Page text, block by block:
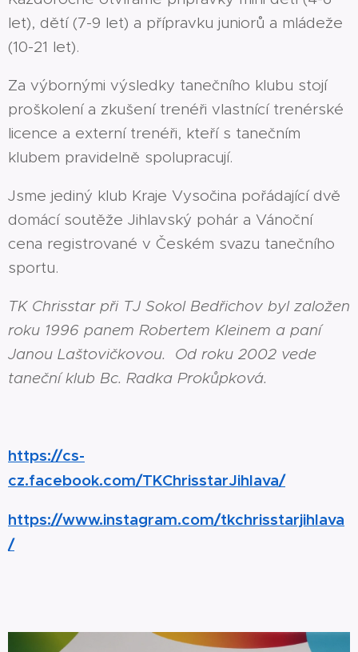
let), dětí (7-9 let) a přípravku juniorů a mládeže
(10-21 let).
Za výbornými výsledky tanečního klubu stojí
proškolení a zkušení trenéři vlastnící trenérské
licence a externí trenéři, kteří s tanečním
klubem pravidelně spolupracují.
Jsme jediný klub Kraje Vysočina pořádající dvě
domácí soutěže Jihlavský pohár a Vánoční
cena registrované v Českém svazu tanečního
sportu.
TK Chrisstar při TJ Sokol Bedřichov byl založen
roku 1996 panem Robertem Kleinem a paní
Janou Laštovičkovou. Od roku 2002 vede
taneční klub Bc. Radka Prokůpková.
https://cs-
cz.facebook.com/TKChrisstarJihlava/
https://www.instagram.com/tkchrisstarjihlava
/